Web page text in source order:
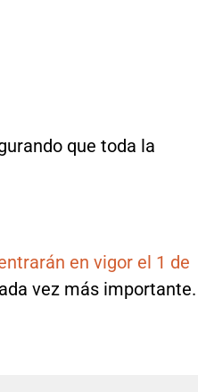
que toda la
en vigor el 1 de
vez más importante.